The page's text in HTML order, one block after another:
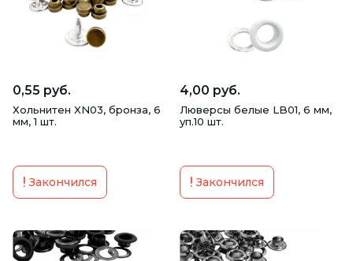
0,55 руб.
Хольнитен XN03, бронза, 6
мм, 1 шт.
Закончился
4,00 руб.
Люверсы белые LB01, 6 мм,
уп.10 шт.
Закончился